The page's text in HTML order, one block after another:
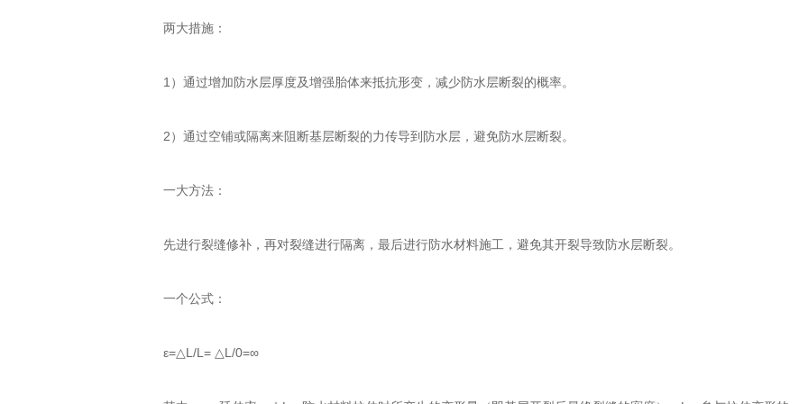
两大措施：
1）通过增加防水层厚度及增强胎体来抵抗形变，减少防水层断裂的概率。
2）通过空铺或隔离来阻断基层断裂的力传导到防水层，避免防水层断裂。
一大方法：
先进行裂缝修补，再对裂缝进行隔离，最后进行防水材料施工，避免其开裂导致防水层断裂。
一个公式：
ε=△L/L= △L/0=∞